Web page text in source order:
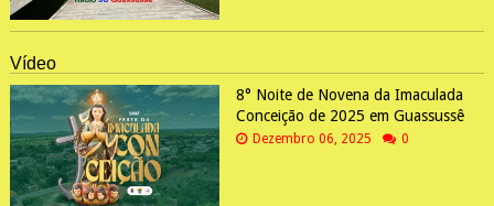
Vídeo
8° Noite de Novena da Imaculada
Conceição de 2025 em Guassussê
Dezembro 06, 2025 0